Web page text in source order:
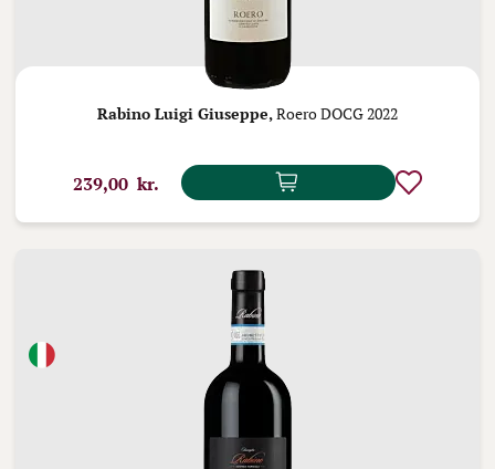
Rabino Luigi Giuseppe,Roero DOCG 2022
239,00 kr.